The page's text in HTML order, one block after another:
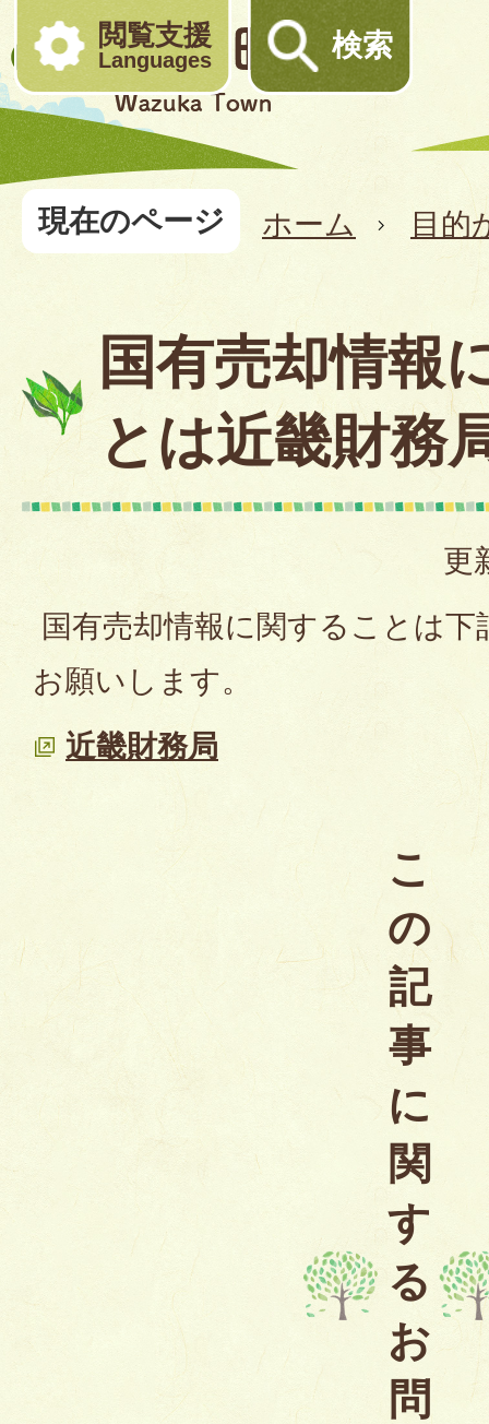
閲覧支援
Languages 検索
現在のページ ホーム 目的
国有売却情報
とは近畿財務
更
国有売却情報に関することは
お願いします。
近畿財務局
こ
の
記
事
に
関
す
る
お
問